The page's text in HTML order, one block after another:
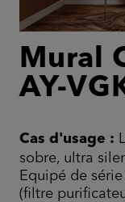
Mural
AY-
Cas d'usage :
sobre, ultra
Equipé de
(filtre